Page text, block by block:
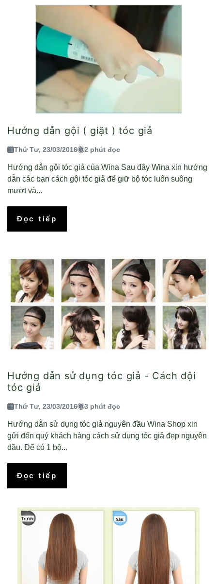
Hướng dẫn gội ( giặt ) tóc giả
Thứ Tư, 23/03/2016 2 phút đọc
Hướng dẫn gội tóc giả của Wina Sau đây Wina xin hướng
dẫn các bạn cách gội tóc giả để giữ bộ tóc luôn suông
mượt và...
Đọc tiếp
Hướng dẫn sử dụng tóc giả - Cách đội
tóc giả
Thứ Tư, 23/03/2016 3 phút đọc
Hướng dẫn sử dụng tóc giả nguyên đầu Wina Shop xin
gửi đến quý khách hàng cách sử dụng tóc giả đẹp nguyên
dầu. Để có 1 bộ...
Đọc tiếp